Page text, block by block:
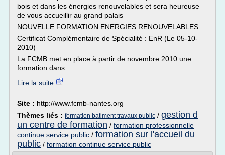
bois et dans les énergies renouvelables et sera heureuse
de vous accueillir au grand palais
NOUVELLE FORMATION ENERGIES RENOUVELABLES
Certificat Complémentaire de Spécialité : EnR (Le 05-10-
2010)
La FCMB met en place à partir de novembre 2010 une
formation dans...
Lire la suite
Site : http://www.fcmb-nantes.org
Thèmes liés : formation batiment travaux public / gestion d
un centre de formation / formation professionnelle
continue service public / formation sur l'accueil du
public / formation continue service public